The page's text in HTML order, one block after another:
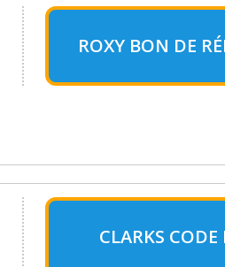
ROXY BON DE
CLARKS CODE